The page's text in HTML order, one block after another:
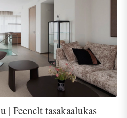
| Peenelt tasakaalukas